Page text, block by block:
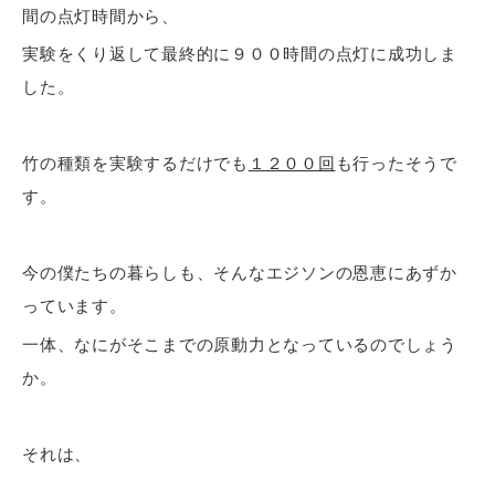
間の点灯時間から、
実験をくり返して最終的に９００時間の点灯に成功しま
した。
竹の種類を実験するだけでも １２００回 も行ったそうで
す。
今の僕たちの暮らしも、そんなエジソンの恩恵にあずか
っています。
一体、なにがそこまでの原動力となっているのでしょう
か。
それは、